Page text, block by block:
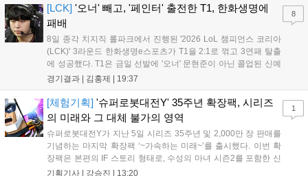
즈' 김수환의 인터뷰 내...
[LCK] '오너' 빼고, '페인터' 출전한 T1, 한화생명에
패배
8일 종각 치지직 롤파크에서 진행된 '2026 LoL 챔피언스 코리아
(LCK)' 3라운드 한화생명e스포츠가 T1을 2:1로 꺾고 3연패 탈출
에 성공했다. T1은 금일 선발에 '오너' 문현준이 아닌 콜업된 신예
'페인터' 김은후를 투입했지만, 결국 1:2로 패배하고 말았다. T1은
을 빼냈다....
경기결과 | 김홍제 19:37
8
[체험기획] '슈퍼로봇대전Y' 35주년 확장팩, 시리즈
의 미래와 그 대체 불가의 영역
슈퍼로봇대전Y가 지난 5일 시리즈 35주년 및 2,000만 장 판매를
기념하는 마지막 확장팩 ‘~가속하는 미래~’를 출시했다. 이번 확
장팩은 본편의 IF 스토리 형태로, 수성의 마녀 시즌2를 포함한 신
규 참전작과 크로스오버 합체기를 선보이며 작품을 완결 짓는다.
기획기사 | 강승진 13:20
1